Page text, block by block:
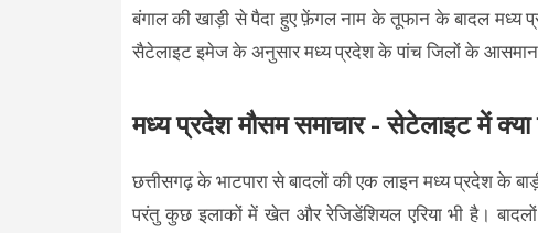
बंगाल की खाड़ी से पैदा हुए फ़ेंगल नाम के तूफान के बादल मध्य
सैटेलाइट इमेज के अनुसार मध्य प्रदेश के पांच जिलों के आसमान
मध्य प्रदेश मौसम समाचार - सेटेलाइट में क्या
छत्तीसगढ़ के भाटपारा से बादलों की एक लाइन मध्य प्रदेश के
परंतु कुछ इलाकों में खेत और रेजिडेंशियल एरिया भी है।